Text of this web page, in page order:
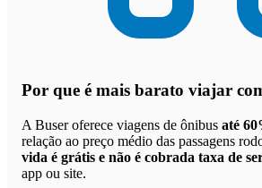
Por que é mais barato viajar
A Buser oferece viagens de ônibus até
relação ao preço médio das passagens
vida é grátis e não é cobrada taxa de
app ou site.